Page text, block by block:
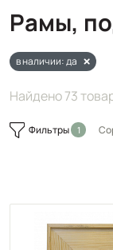
Рамы,
в наличии: да
Найдено 73
Фильтры